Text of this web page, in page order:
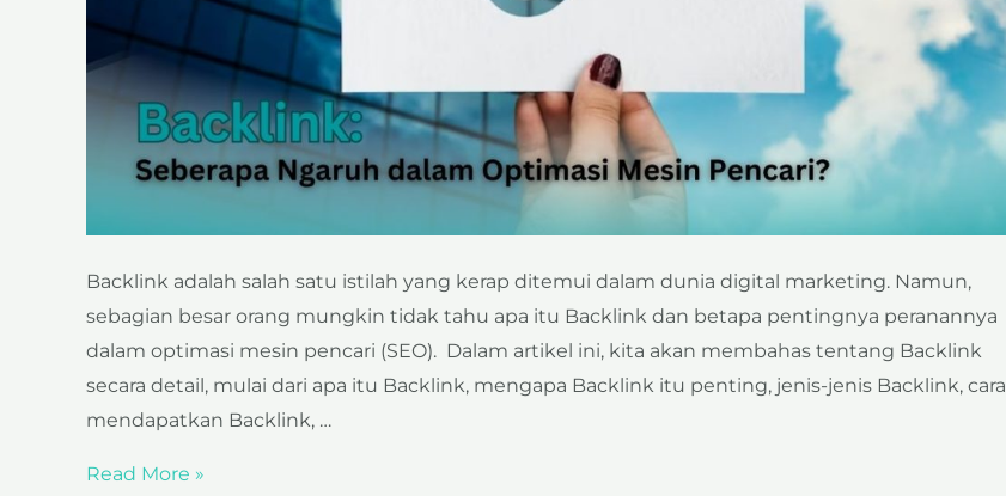
Backlink adalah salah satu istilah yang kerap ditemui dalam dunia digital marketing. Namun,
sebagian besar orang mungkin tidak tahu apa itu Backlink dan betapa pentingnya peranannya
dalam optimasi mesin pencari (SEO). Dalam artikel ini, kita akan membahas tentang Backlink
secara detail, mulai dari apa itu Backlink, mengapa Backlink itu penting, jenis-jenis Backlink, cara
mendapatkan Backlink, …
Read More »